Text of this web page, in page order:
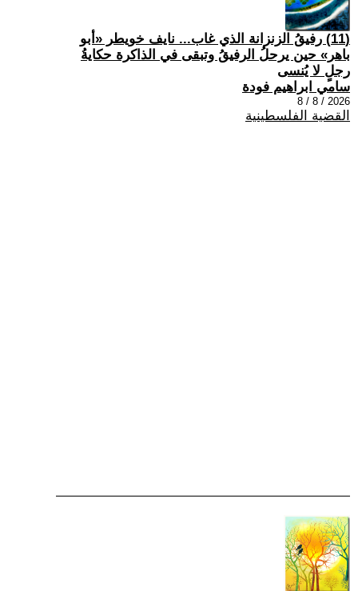
(11) رفيقُ الزنزانة الذي غاب... نايف خويطر «أبو
باهر» حين يرحلُ الرفيقُ وتبقى في الذاكرة حكايةُ
رجلٍ لا يُنسى
سامي ابراهيم فودة
2026 / 8 / 8
القضية الفلسطينية